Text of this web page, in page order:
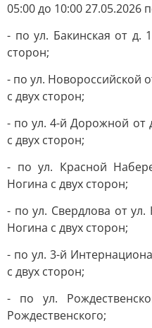
05:00 до 10:00
- по ул. Бакинская от д.
сторон;
- по ул. Новороссийской
с двух сторон;
- по ул. 4-й Дорожной от
с двух сторон;
- по ул. Красной
Ногина с двух сторон;
- по ул. Свердлова от
Ногина с двух сторон;
- по ул. 3-й
с двух сторон;
- по ул.
Рождественского;